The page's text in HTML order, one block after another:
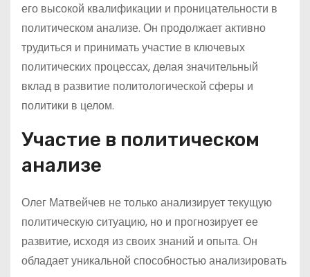
его высокой квалификации и проницательности в
политическом анализе. Он продолжает активно
трудиться и принимать участие в ключевых
политических процессах, делая значительный
вклад в развитие политологической сферы и
политики в целом.
Участие в политическом
анализе
Олег Матвейчев не только анализирует текущую
политическую ситуацию, но и прогнозирует ее
развитие, исходя из своих знаний и опыта. Он
обладает уникальной способностью анализировать